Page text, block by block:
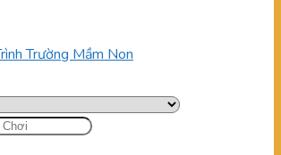
Trường Mầm Non